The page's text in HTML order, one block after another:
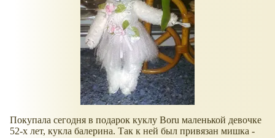
Покупала сегодня в подарок куклу Boru маленькой девочке
52-х лет, кукла балерина. Так к ней был привязан мишка -